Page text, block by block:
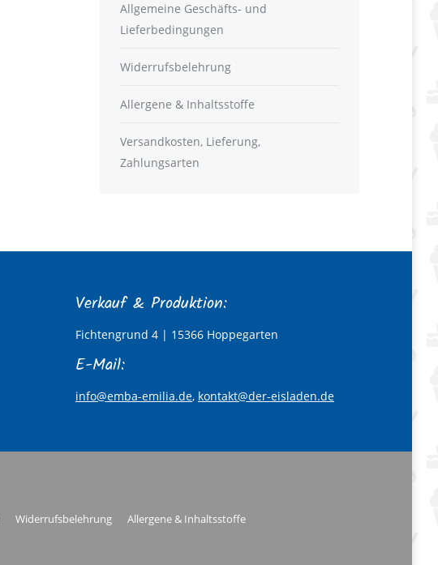
Allgemeine Geschäfts- und
Lieferbedingungen
Widerrufsbelehrung
Allergene & Inhaltsstoffe
Versandkosten, Lieferung,
Zahlungsarten
Verkauf & Produktion:
Fichtengrund 4 | 15366 Hoppegarten
E-Mail:
info@emba-emilia.de, kontakt@der-eisladen.de
Widerrufsbelehrung
Allergene & Inhaltsstoffe